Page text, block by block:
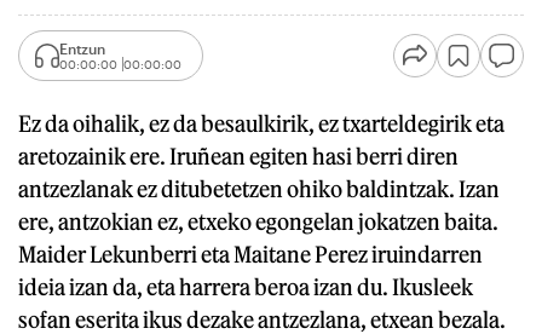
Entzun
00:00:00 00:00:00
Ez da oihalik, ez da besaulkirik, ez txarteldegirik eta
aretozainik ere. Iruñean egiten hasi berri diren
antzezlanak ez ditubetetzen ohiko baldintzak. Izan
ere, antzokian ez, etxeko egongelan jokatzen baita.
Maider Lekunberri eta Maitane Perez iruindarren
ideia izan da, eta harrera beroa izan du. Ikusleek
sofan eserita ikus dezake antzezlana, etxean bezala.